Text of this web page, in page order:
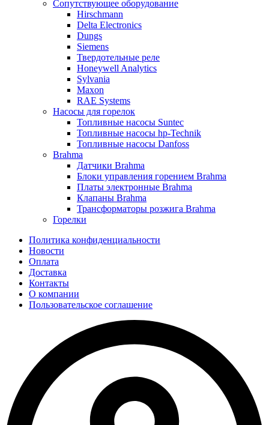
Сопутствующее оборудование
Hirschmann
Delta Electronics
Dungs
Siemens
Твердотельные реле
Honeywell Analytics
Sylvania
Maxon
RAE Systems
Насосы для горелок
Топливные насосы Suntec
Топливные насосы hp-Technik
Топливные насосы Danfoss
Brahma
Датчики Brahma
Блоки управления горением Brahma
Платы электронные Brahma
Клапаны Brahma
Трансформаторы розжига Brahma
Горелки
Политика конфиденциальности
Новости
Оплата
Доставка
Контакты
О компании
Пользовательское соглашение